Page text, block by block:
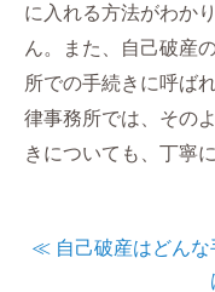
に入れる方法がわか
ん。また、自己破産
所での手続きに呼ば
律事務所では、その
きについても、丁寧
≪ 自己破産はどんな